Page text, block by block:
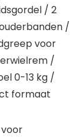
/ 2
/
voor
/
0-13 kg /
formaat